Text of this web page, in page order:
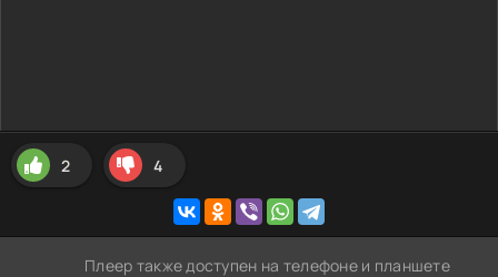
2 4
Плеер также доступен на телефоне и планшете